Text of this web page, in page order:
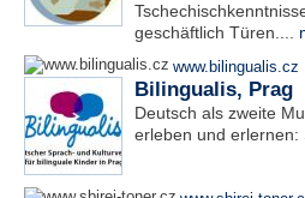
geschäftlich Türen....
www.bilingualis.cz
Bilingualis, Prag
Deutsch als zweite
erleben und erlernen: